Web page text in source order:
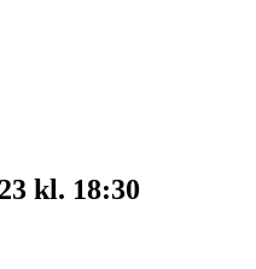
kl. 18:30